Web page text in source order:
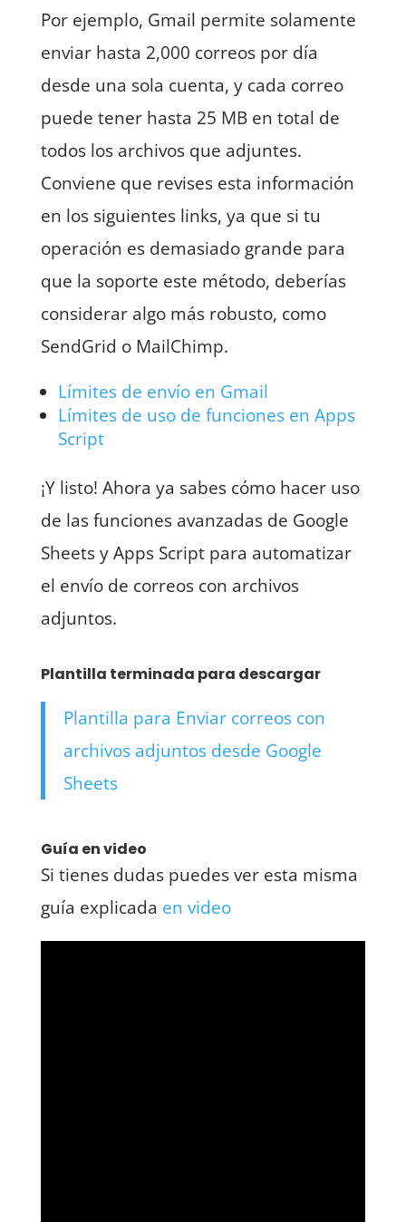
Por ejemplo, Gmail permite solamente
enviar hasta 2,000 correos por día
desde una sola cuenta, y cada correo
puede tener hasta 25 MB en total de
todos los archivos que adjuntes.
Conviene que revises esta información
en los siguientes links, ya que si tu
operación es demasiado grande para
que la soporte este método, deberías
considerar algo más robusto, como
SendGrid o MailChimp.
Límites de envío en Gmail
Límites de uso de funciones en Apps
Script
¡Y listo! Ahora ya sabes cómo hacer uso
de las funciones avanzadas de Google
Sheets y Apps Script para automatizar
el envío de correos con archivos
adjuntos.
Plantilla terminada para descargar
Plantilla para Enviar correos con
archivos adjuntos desde Google
Sheets
Guía en video
Si tienes dudas puedes ver esta misma
guía explicada en video